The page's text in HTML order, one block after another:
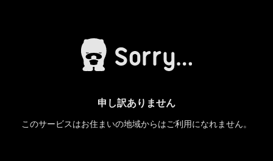
申し訳ありません
このサービスはお住まいの地域からはご利用になれません。